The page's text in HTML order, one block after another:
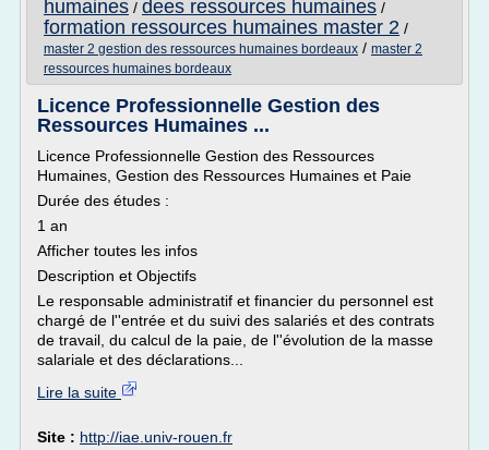
humaines / dees ressources humaines /
formation ressources humaines master 2 /
master 2 gestion des ressources humaines bordeaux / master 2
ressources humaines bordeaux
Licence Professionnelle Gestion des
Ressources Humaines ...
Licence Professionnelle Gestion des Ressources
Humaines, Gestion des Ressources Humaines et Paie
Durée des études :
1 an
Afficher toutes les infos
Description et Objectifs
Le responsable administratif et financier du personnel est
chargé de l''entrée et du suivi des salariés et des contrats
de travail, du calcul de la paie, de l''évolution de la masse
salariale et des déclarations...
Lire la suite
Site : http://iae.univ-rouen.fr